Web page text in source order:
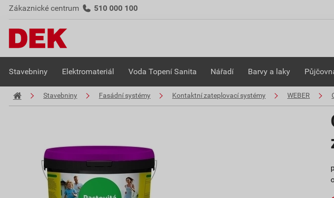
Zákaznické centrum 510 000 100
Stavebniny Elektromateriál Voda Topení Sanita Nářadí Barvy a laky
Stavebniny Fasádní systémy Kontaktní zateplovací systémy WEBER